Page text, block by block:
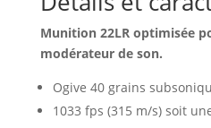
Munition 22LR optimisée
modérateur de son.
Ogive 40 grains
1033 fps (315 m/s) soit